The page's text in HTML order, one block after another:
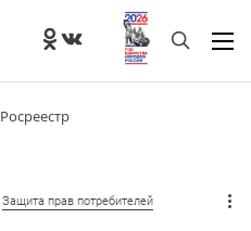
Росреестр
Защита прав потребителей